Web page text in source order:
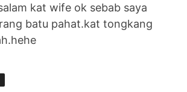
kat wife ok sebab saya
batu pahat.kat tongkang